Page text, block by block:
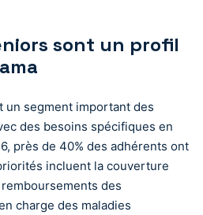
sont un profil
un segment important des
des besoins spécifiques en
près de 40% des adhérents ont
incluent la couverture
des
charge des maladies